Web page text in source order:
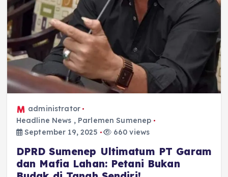
administrator
Headline News , Parlemen Sumenep
September 19, 2025
660 views
DPRD Sumenep Ultimatum PT Garam
dan Mafia Lahan: Petani Bukan